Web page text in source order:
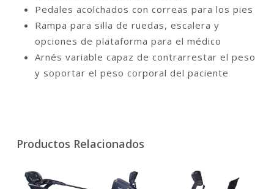
Pedales acolchados con correas para los pies
Rampa para silla de ruedas, escalera y
opciones de plataforma para el médico
Arnés variable capaz de contrarrestar el peso
y soportar el peso corporal del paciente
Productos Relacionados